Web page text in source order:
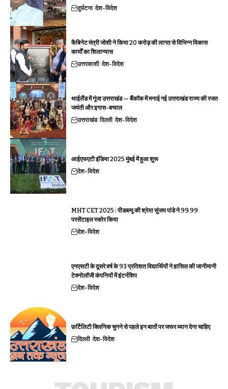
दुर्घटना देश-विदेश
कैबिनेट मंत्री जोशी ने किया 20 करोड़ की लागत से विभिन्न विकास
कार्यों का शिलान्यास
उत्तरकाशी देश-विदेश
थाईलैंड में गूंजा उत्तराखंड — बैंकॉक में मनाई गई उत्तराखंड राज्य की रजत
जयंती और इगास-बग्वाल
उत्तराखंड दिल्ली देश-विदेश
आईएफएटी इंडिया 2025 मुंबई में हुआ शुरू
देश-विदेश
MHT CET 2025 : पीडब्ल्यू की श्रेया सुंजय पांडे ने 99.99
परसेंटाइल स्कोर किया
देश-विदेश
एनएसटी के दूसरे वर्ष के 93 प्रतिशत विद्यार्थियों ने हासिल की जानीमानी
टेक्नोलॉजी कंपनियों में इंटर्नशिप
देश-विदेश
फ़र्टिलिटी क्लिनिक चुनने से पहले इन बातों पर जरूर ध्यान देना चाहिए
दिल्ली देश-विदेश